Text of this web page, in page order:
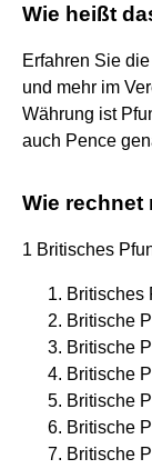
Wie heißt
Erfahren Sie
und mehr im
Währung ist
auch Pence
Wie rechnet
1 Britisches
Britisches
Britische
Britische
Britische
Britische
Britische
Britische